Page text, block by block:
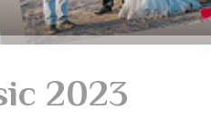
2023